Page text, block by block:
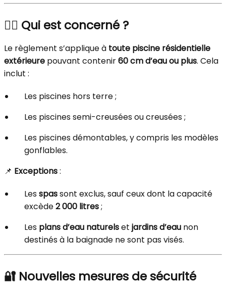
🏊‍♂️ Qui est concerné ?
Le règlement s’applique à toute piscine résidentielle
extérieure pouvant contenir60 cm d’eau ou plus. Cela
inclut :
Les piscines hors terre ;
Les piscines semi-creusées ou creusées ;
Les piscines démontables, y compris les modèles
gonflables.
📌 Exceptions:
Lesspassont exclus, sauf ceux dont la capacité
excède2 000 litres;
Les plans d’eau naturelset jardins d’eau non
destinés à la baignade ne sont pas visés.
🔐 Nouvelles mesures de sécurité